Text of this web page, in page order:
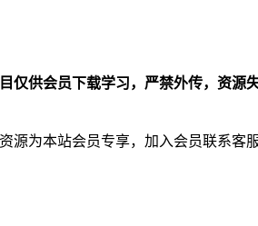
仅供会员下载学习，严禁外传，资源
源为本站会员专享，加入会员联系客